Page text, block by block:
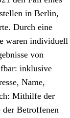
in Berlin,
Durch eine
waren individuell
von
inklusive
Name,
Mithilfe der
der Betroffenen